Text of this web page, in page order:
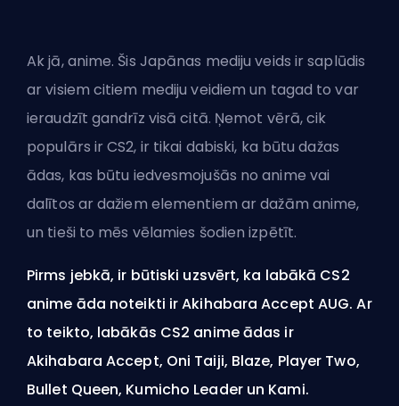
Ak jā, anime. Šis Japānas mediju veids ir saplūdis
ar visiem citiem mediju veidiem un tagad to var
ieraudzīt gandrīz visā citā. Ņemot vērā, cik
populārs ir CS2, ir tikai dabiski, ka būtu dažas
ādas, kas būtu iedvesmojušās no anime vai
dalītos ar dažiem elementiem ar dažām anime,
un tieši to mēs vēlamies šodien izpētīt.
Pirms jebkā, ir būtiski uzsvērt, ka labākā CS2
anime āda noteikti ir Akihabara Accept AUG. Ar
to teikto, labākās CS2 anime ādas ir
Akihabara Accept, Oni Taiji, Blaze, Player Two,
Bullet Queen, Kumicho Leader un Kami.